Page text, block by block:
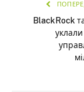
BlackRock